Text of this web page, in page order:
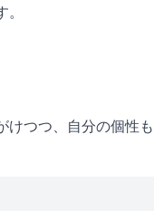
けつつ、自分の個性も